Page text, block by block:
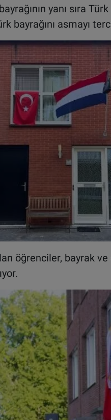
yanı sıra
bayrağını asmayı
öğrenciler, bayrak ve